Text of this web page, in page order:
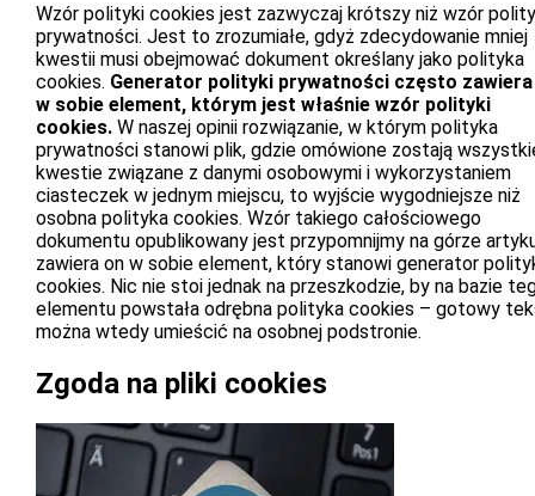
Wzór polityki cookies jest zazwyczaj krótszy niż wzór
prywatności. Jest to zrozumiałe, gdyż zdecydowanie mniej
kwestii musi obejmować dokument określany jako polityka
cookies. Generator polityki prywatności często
w sobie element, którym jest właśnie wzór polityki
cookies. W naszej opinii rozwiązanie, w którym polityka
prywatności stanowi plik, gdzie omówione zostają
kwestie związane z danymi osobowymi i wykorzystaniem
ciasteczek w jednym miejscu, to wyjście wygodniejsze niż
osobna polityka cookies. Wzór takiego całościowego
dokumentu opublikowany jest przypomnijmy na górze
zawiera on w sobie element, który stanowi generator
cookies. Nic nie stoi jednak na przeszkodzie, by na bazie
elementu powstała odrębna polityka cookies – gotowy
można wtedy umieścić na osobnej podstronie.
Zgoda na pliki cookies